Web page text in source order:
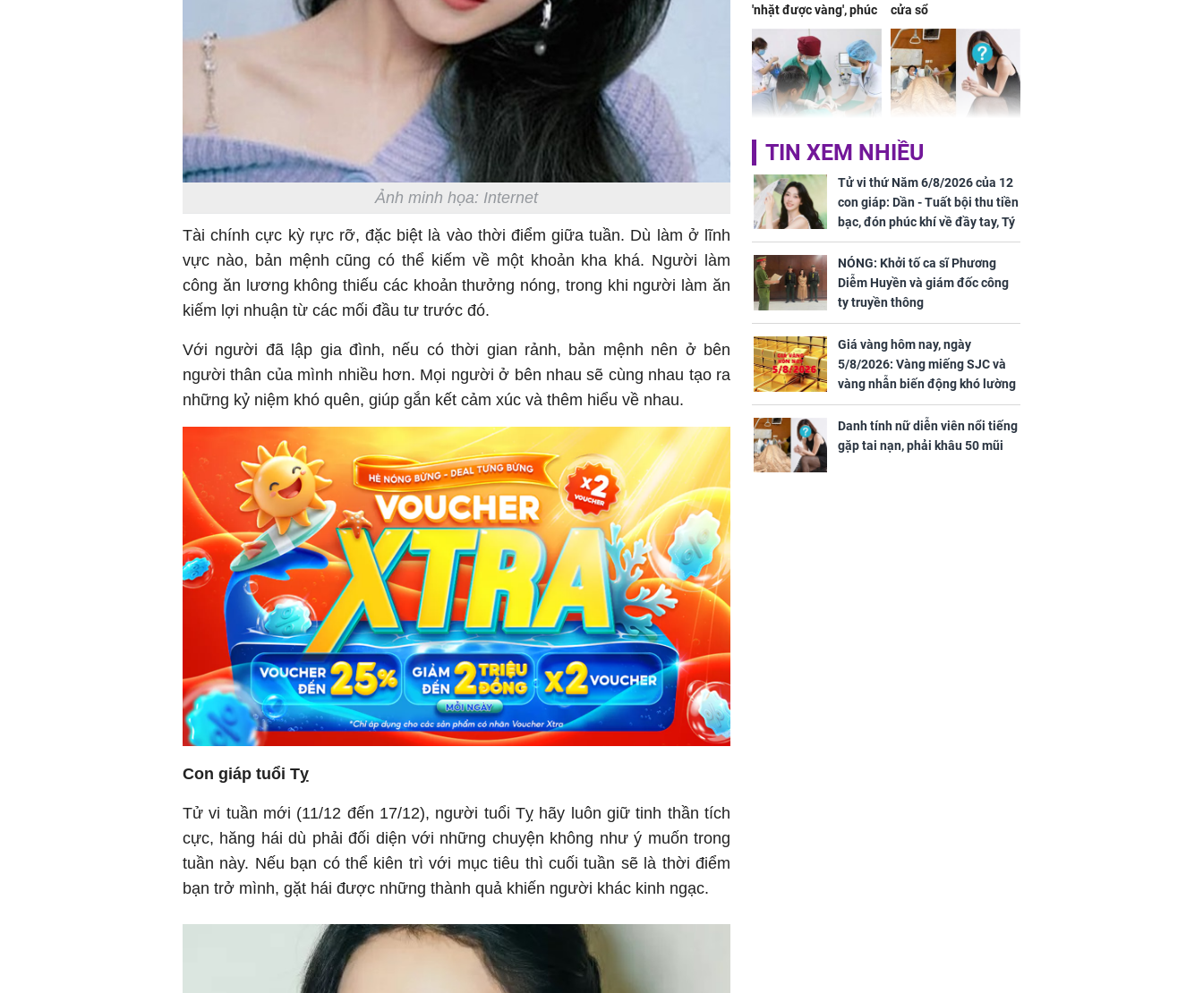
Ảnh minh họa: Internet
Tài chính cực kỳ rực rỡ, đặc biệt là vào thời điểm giữa tuần. Dù làm ở lĩnh
vực nào, bản mệnh cũng có thể kiếm về một khoản kha khá. Người làm
công ăn lương không thiếu các khoản thưởng nóng, trong khi người làm ăn
kiếm lợi nhuận từ các mối đầu tư trước đó.
Với người đã lập gia đình, nếu có thời gian rảnh, bản mệnh nên ở bên
người thân của mình nhiều hơn. Mọi người ở bên nhau sẽ cùng nhau tạo ra
những kỷ niệm khó quên, giúp gắn kết cảm xúc và thêm hiểu về nhau.
Con giáp tuổi Tỵ
Tử vi tuần mới (11/12 đến 17/12), người tuổi Tỵ hãy luôn giữ tinh thần tích
cực, hăng hái dù phải đối diện với những chuyện không như ý muốn trong
tuần này. Nếu bạn có thể kiên trì với mục tiêu thì cuối tuần sẽ là thời điểm
bạn trở mình, gặt hái được những thành quả khiến người khác kinh ngạc.
'nhặt được vàng', phúc
khí tràn đầy, dễ giàu sụ
chỉ sau một đêm
cửa sổ
Bé trai 2 tuổi biến
dạng gương mặt khi bị
chó hàng xóm cắn
Danh tính nữ diễn viên
nổi tiếng gặp tai nạn,
phải khâu 50 mũi
Hồ Ngọc Hà ví Lisa
như cô gái vùng quê ở
Thụy Điển
TIN XEM NHIỀU
Tử vi thứ Năm 6/8/2026 của 12
con giáp: Dần - Tuất bội thu tiền
bạc, đón phúc khí về đầy tay, Tý
- Mão công việc khó khăn, tiền
bạc đội nón ra đi
NÓNG: Khởi tố ca sĩ Phương
Diễm Huyền và giám đốc công
ty truyền thông
Giá vàng hôm nay, ngày
5/8/2026: Vàng miếng SJC và
vàng nhẫn biến động khó lường
Danh tính nữ diễn viên nổi tiếng
gặp tai nạn, phải khâu 50 mũi